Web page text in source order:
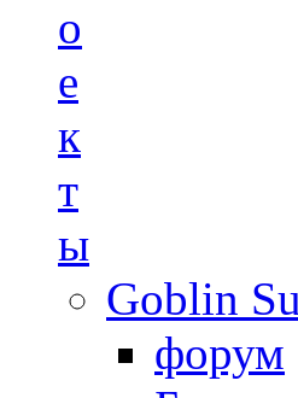
о
е
к
т
ы
Goblin
форум